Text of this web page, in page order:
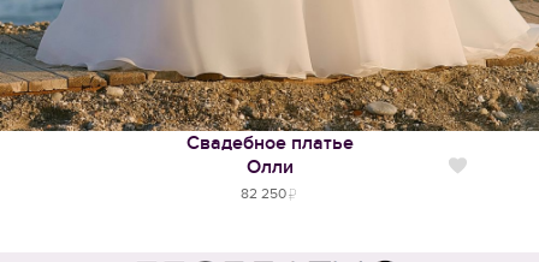
Свадебное платье
Олли
82 250